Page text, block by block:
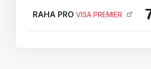
RAHA PROVISA PREMIER